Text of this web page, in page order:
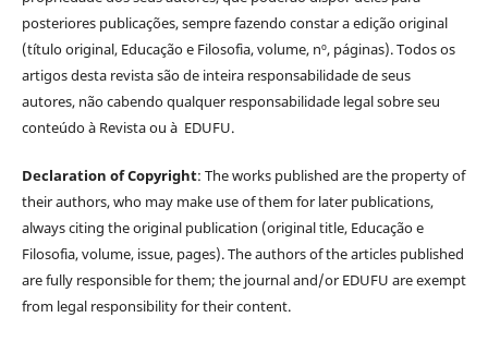
posteriores publicações, sempre fazendo constar a edição original
(título original, Educação e Filosofia, volume, nº, páginas). Todos os
artigos desta revista são de inteira responsabilidade de seus
autores, não cabendo qualquer responsabilidade legal sobre seu
conteúdo à Revista ou à EDUFU.
Declaration of Copyright: The works published are the property of
their authors, who may make use of them for later publications,
always citing the original publication (original title, Educação e
Filosofia, volume, issue, pages). The authors of the articles published
are fully responsible for them; the journal and/or EDUFU are exempt
from legal responsibility for their content.